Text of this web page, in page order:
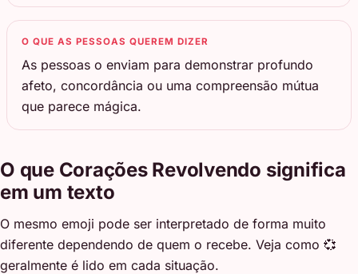
O QUE AS PESSOAS QUEREM DIZER
As pessoas o enviam para demonstrar profundo
afeto, concordância ou uma compreensão mútua
que parece mágica.
O que Corações Revolvendo significa
em um texto
O mesmo emoji pode ser interpretado de forma muito
diferente dependendo de quem o recebe. Veja como 💞
geralmente é lido em cada situação.